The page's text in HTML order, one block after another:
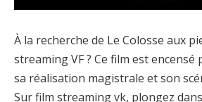
À la recherche de Le Colosse aux
streaming VF ? Ce film est
sa réalisation magistrale et son
Sur film streaming vk, plongez